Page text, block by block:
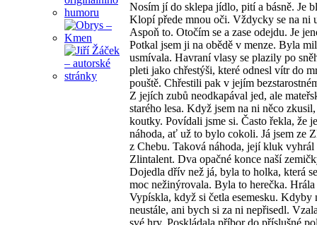
Nosím jí do sklepa jídlo, pití a básně. Je
Klopí přede mnou oči. Vždycky se na ni
Aspoň to. Otočím se a zase odejdu. Je
Potkal jsem ji na obědě v menze. Byla
usmívala. Havraní vlasy se plazily po
pleti jako chřestýši, které odnesl vítr do
pouště. Chřestili pak v jejím
Z jejích zubů neodkapával jed, ale
starého lesa. Když jsem na ni něco
koutky. Povídali jsme si. Často řekla, že
náhoda, ať už to bylo cokoli. Já jsem ze
z Chebu. Taková náhoda, její kluk
Zlintalent. Dva opačné konce naší
Dojedla dřív než já, byla to holka, která
moc nežinýrovala. Byla to herečka. Hrála
Vypískla, když si četla esemesku. Kdyby
neustále, ani bych si za ni nepřisedl.